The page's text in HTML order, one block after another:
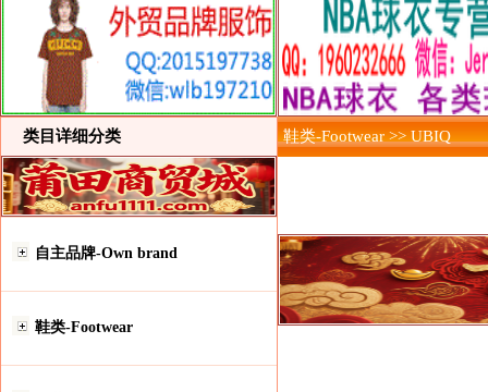
类目详细分类
自主品牌-Own brand
鞋类-Footwear
鞋类-Footwear >> UBIQ